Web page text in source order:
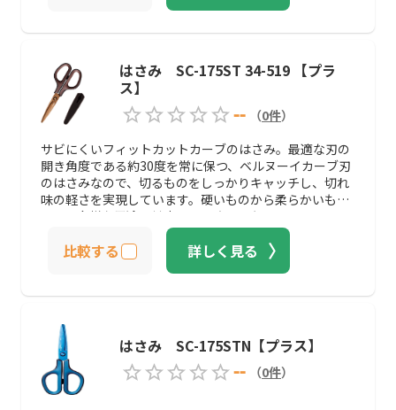
はさみ SC-175ST 34-519 【プラ
ス】
--
（0件）
サビにくいフィットカットカーブのはさみ。最適な刃の
開き角度である約30度を常に保つ、ベルヌーイカーブ刃
のはさみなので、切るものをしっかりキャッチし、切れ
味の軽さを実現しています。硬いものから柔らかいもの
まで、多様な用途に対応するはさみでもあります。
比較する 詳しく見る
はさみ SC-175STN【プラス】
--
（0件）